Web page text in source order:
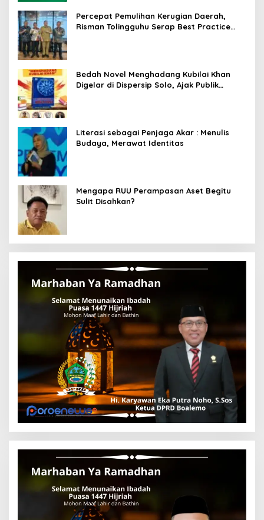
Percepat Pemulihan Kerugian Daerah,
Risman Tolingguhu Serap Best Practice
Bedah Novel Menghadang Kubilai Khan
Digelar di Dispersip Solo, Ajak Publik
Literasi sebagai Penjaga Akar : Menulis
Budaya, Merawat Identitas
Mengapa RUU Perampasan Aset Begitu
Sulit Disahkan?